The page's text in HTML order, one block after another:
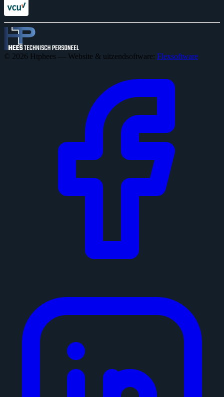
© 2026 Htphees — Website & uitzendsoftware: Flexsoftware